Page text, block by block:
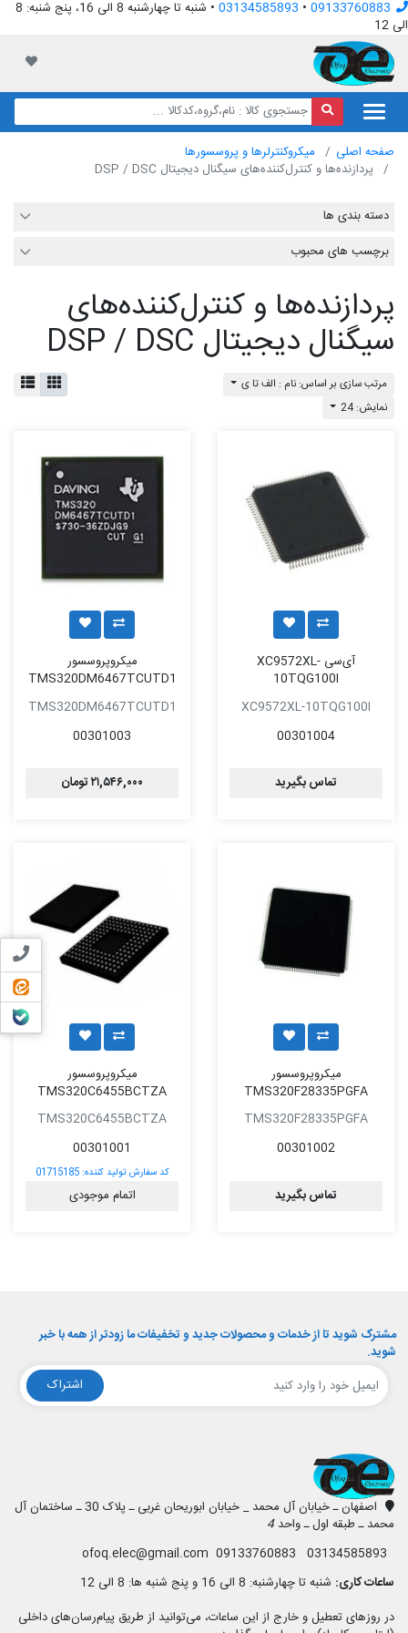
09133760883
•
03134585893
• شنبه تا چهارشنبه 8 الی 16، پنج شنبه: 8
الی 12
لیست
تماس
ایتا
بله
صفحه اصلی
میکروکنترلرها و پروسسورها
پردازنده‌ها و کنترل‌کننده‌های سیگنال دیجیتال DSP / DSC
دسته بندی ها
برچسب های محبوب
پردازنده‌ها و کنترل‌کننده‌های
سیگنال دیجیتال DSP / DSC
مرتب سازی بر اساس: نام : الف تا ی
نمایش: 24
آی‌سی XC9572XL-
10TQG100I
XC9572XL-10TQG100I
00301004
تماس بگیرید
میکروپروسسور
TMS320DM6467TCUTD1
TMS320DM6467TCUTD1
00301003
۲۱,۵۴۶,۰۰۰ تومان
میکروپروسسور
TMS320F28335PGFA
TMS320F28335PGFA
00301002
تماس بگیرید
میکروپروسسور
TMS320C6455BCTZA
TMS320C6455BCTZA
00301001
کد سفارش تولید کننده:01715185
اتمام موجودی
مشترک شوید تا از خدمات و محصولات جدید و تخفیفات ما زودتر از همه با خبر
شوید.
اشتراک
اصفهان ـ خیابان آل محمد _ خیابان ابوریحان غربی ـ پلاک 30 ـ ساختمان آل
محمد ـ طبقه اول ـ واحد4
ساعات کاری: شنبه تا چهارشنبه: 8 الی 16 و پنج شنبه ها: 8 الی 12
در روزهای تعطیل و خارج از این ساعات، می‌توانید از طریق پیام‌رسان‌های داخلی